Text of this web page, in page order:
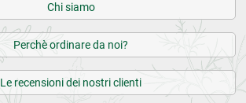
Chi siamo
Perchè ordinare da noi?
Le recensioni dei nostri clienti